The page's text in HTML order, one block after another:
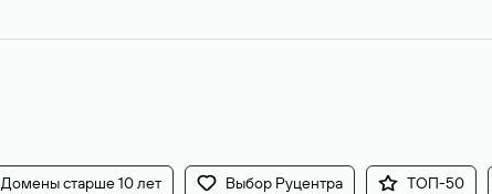
Домены старше 10 лет Выбор Руцентра ТОП-50